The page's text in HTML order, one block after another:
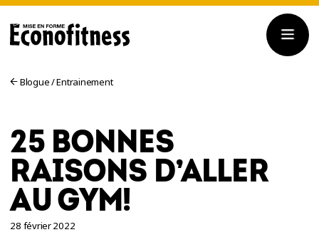
Blogue/Entrainement
25 BONNES
RAISONS D’ALLER
AU GYM!
28 février 2022